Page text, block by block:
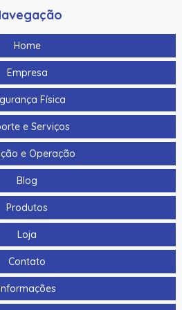
4 Metros Hikvision Ds-
Ds-K1F100-D8E Dupla
13,56Mhz (Mifare)
Hikvision Ds-K1F820-F
Hs-Tf-H1I 32G
Hikvision Ds-K7M101-E0 Freq.
Hikvision Ds-Kem125 Em
Hikvision Fm11Rf08-M1 Mifare
Hikvision Frequencia Dupla
Em Pvc
Home
Empresa
Física
e Serviços
e Operação
Blog
Produtos
Loja
Contato